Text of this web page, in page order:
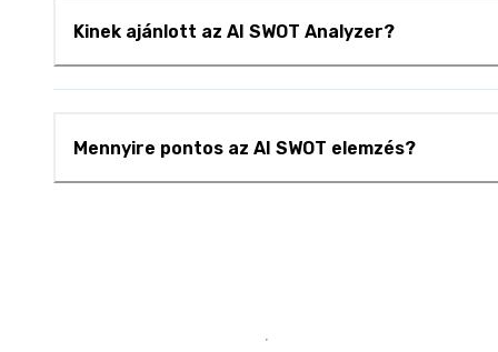
Kinek ajánlott az AI SWOT Analyzer?
Mennyire pontos az AI SWOT elemzés?